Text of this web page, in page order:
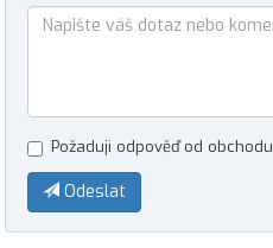
Požaduji odpověď od obchodu
Odeslat